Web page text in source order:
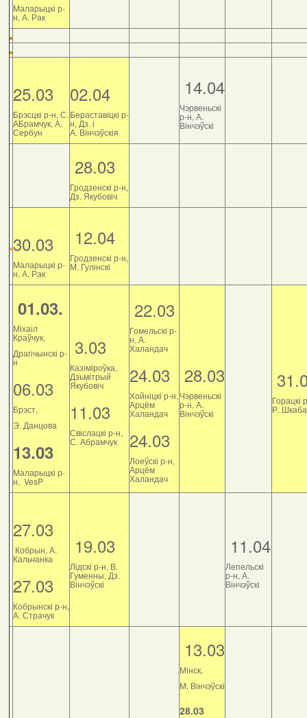
Маларыцкі р-
н, А. Рак
25.03
Брэсцкі р-н, С.
АБрамчук, А.
Сербун
02.04
Бераставіцкі р-
н, Дз. і
А. Вінчэўскія
14.04
Чэрвеньскі
р-н, А.
Вінчэўскі
28.03
Гродзенскі р-н,
Дз. Якубовіч
30.03
Маларыцкі р-
н, А. Рак
12.04
Гродзенскі р-н,
М. Гулінскі
01.03.
Міхаіл
Краўчук,
Драгічынскі р-
н
06.03
Брэст,
Э. Данцова
13.03
Маларыцкі р-
н, VesP
3.03
Казіміроўка,
Дзьмітрый
Якубовіч
11.03
Свіслацкі р-н,
С. Абрамчук
22.03
Гомельскі р-
н, А.
Халандач
24.03
Хойніцкі р-н,
Арцём
Халандач
24.03
Лоеўскі р-н,
Арцём
Халандач
28.03
Чэрвеньскі
р-н, А.
Вінчэўскі
Горацкі
Р.
27.03
Кобрын, А.
Кальчанка
27.03
Кобрынскі р-н,
А. Страчук
19.03
Лідскі р-н, В.
Гуменны, Дз.
Вінчэўскі
11.04
Лепельскі
р-н, А.
Вінчэўскі
13.03
Мінск,
М. Вінчэўскі
28.03